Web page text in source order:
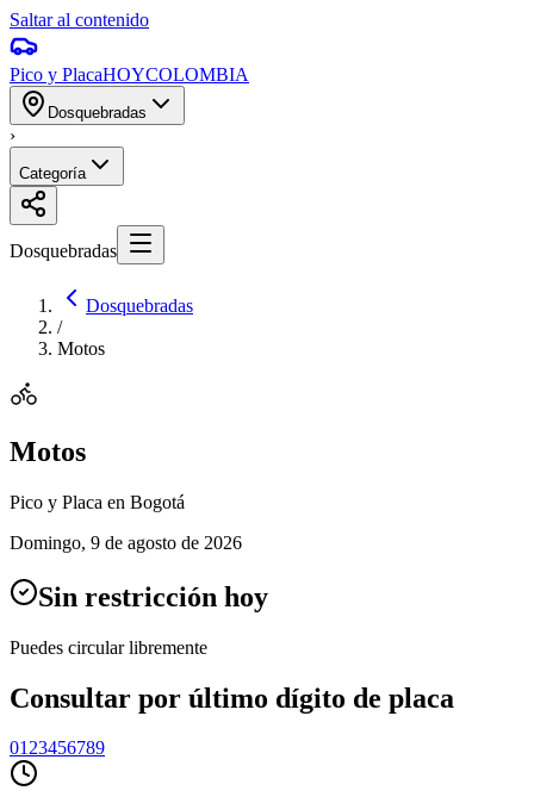
Saltar al contenido
Pico y PlacaHOYCOLOMBIA
Dosquebradas
›
Categoría
Dosquebradas
Dosquebradas
/
Motos
Motos
Pico y Placa en Bogotá
Domingo, 9 de agosto de 2026
Sin restricción hoy
Puedes circular libremente
Consultar por último dígito de placa
0123456789